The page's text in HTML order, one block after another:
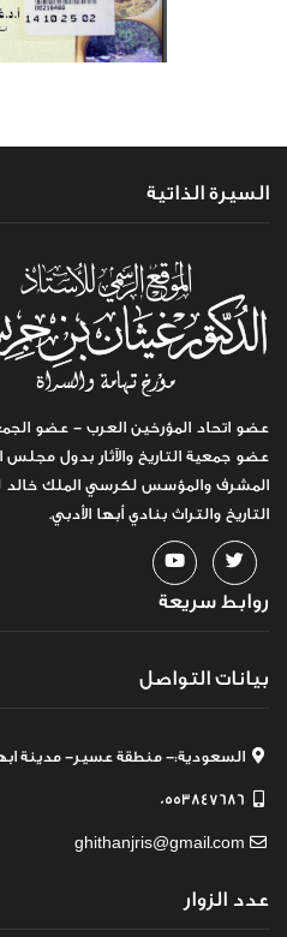
السيرة الذاتية
عضو اتحاد المؤرخين العرب - عضو
عضو جمعية التاريخ والآثار بدول مجلس
المشرف والمؤسس لكرسي الملك خالد
التاريخ والتراث بنادي أبها الأدبي.
روابط سريعة
بيانات التواصل
السعودية:- منطقة عسير- مدينة ابها
0553847686
ghithanjris@gmail.com
عدد الزوار